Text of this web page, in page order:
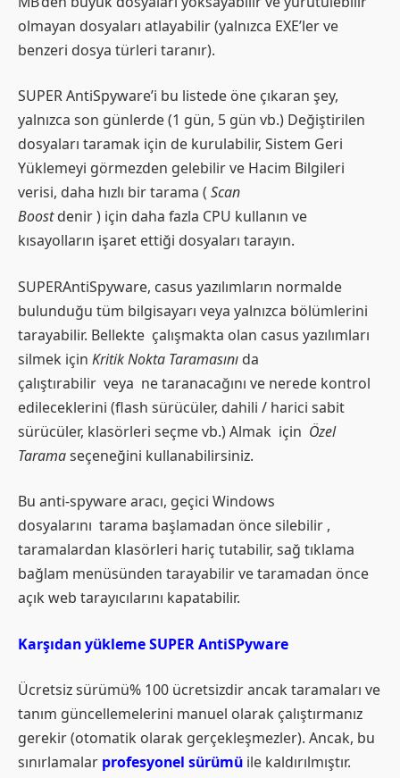
olmayan dosyaları atlayabilir (yalnızca EXE’ler ve
benzeri dosya türleri taranır).
SUPER AntiSpyware’i bu listede öne çıkaran şey,
yalnızca son günlerde (1 gün, 5 gün vb.) Değiştirilen
dosyaları taramak için de kurulabilir, Sistem Geri
Yüklemeyi görmezden gelebilir ve Hacim Bilgileri
verisi, daha hızlı bir tarama ( Scan
Boostdenir ) için daha fazla CPU kullanın ve
kısayolların işaret ettiği dosyaları tarayın.
SUPERAntiSpyware, casus yazılımların normalde
bulunduğu tüm bilgisayarı veya yalnızca bölümlerini
tarayabilir. Bellekte çalışmakta olan casus yazılımları
silmek için Kritik Nokta Taramasını da
çalıştırabilir veya ne taranacağını ve nerede kontrol
edileceklerini (flash sürücüler, dahili / harici sabit
sürücüler, klasörleri seçme vb.) Almak için Özel
Taramaseçeneğini kullanabilirsiniz.
Bu anti-spyware aracı, geçici Windows
dosyalarını tarama başlamadan önce silebilir ,
taramalardan klasörleri hariç tutabilir, sağ tıklama
bağlam menüsünden tarayabilir ve taramadan önce
açık web tarayıcılarını kapatabilir.
Karşıdan yükleme SUPER AntiSPyware
Ücretsiz sürümü% 100 ücretsizdir ancak taramaları ve
tanım güncellemelerini manuel olarak çalıştırmanız
gerekir (otomatik olarak gerçekleşmezler). Ancak, bu
sınırlamalar profesyonel sürümü ile kaldırılmıştır.